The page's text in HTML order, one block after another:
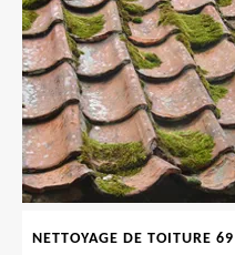
NETTOYAGE DE TOITURE 69